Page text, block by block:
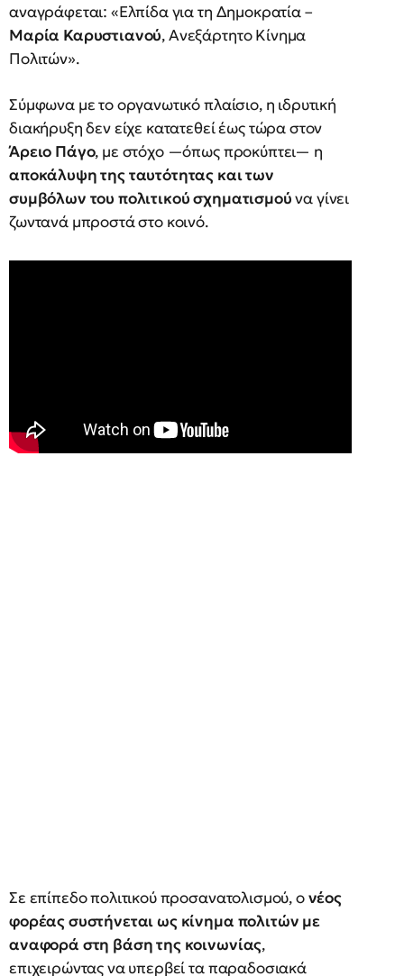
αναγράφεται: «Ελπίδα για τη Δημοκρατία –
Μαρία Καρυστιανού, Ανεξάρτητο Κίνημα
Πολιτών».
Σύμφωνα με το οργανωτικό πλαίσιο, η ιδρυτική
διακήρυξη δεν είχε κατατεθεί έως τώρα στον
Άρειο Πάγο, με στόχο —όπως προκύπτει— η
αποκάλυψη της ταυτότητας και των
συμβόλων του πολιτικού σχηματισμούνα γίνει
ζωντανά μπροστά στο κοινό.
Σε επίπεδο πολιτικού προσανατολισμού, ονέος
φορέας συστήνεται ως κίνημα πολιτών με
αναφορά στη βάση της κοινωνίας,
επιχειρώντας να υπερβεί τα παραδοσιακά